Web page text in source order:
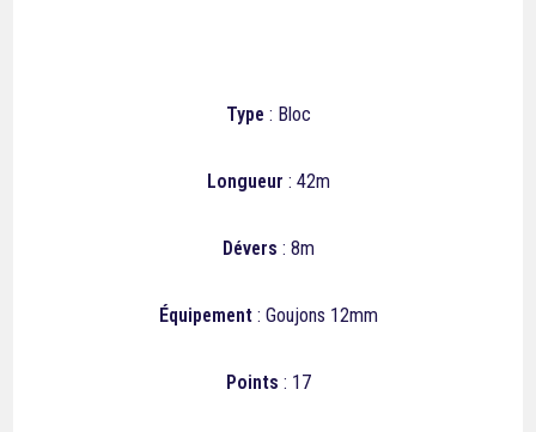
Type : Bloc
Longueur : 42m
Dévers : 8m
Équipement: Goujons 12mm
Points : 17